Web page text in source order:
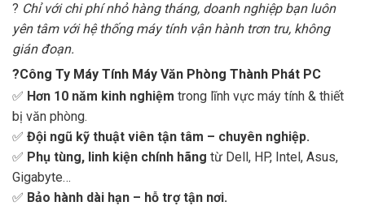
? Chỉ với chi phí nhỏ hàng tháng, doanh nghiệp bạn luôn
yên tâm với hệ thống máy tính vận hành trơn tru, không
gián đoạn.
?Công Ty Máy Tính Máy Văn Phòng Thành Phát PC
✅ Hơn 10 năm kinh nghiệm trong lĩnh vực máy tính & thiết
bị văn phòng.
✅ Đội ngũ kỹ thuật viên tận tâm – chuyên nghiệp.
✅ Phụ tùng, linh kiện chính hãng từ Dell, HP, Intel, Asus,
Gigabyte…
✅ Bảo hành dài hạn – hỗ trợ tận nơi.